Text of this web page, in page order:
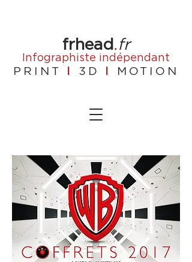
frhead .fr
Infographiste indépendant
PRINT 3D MOTION